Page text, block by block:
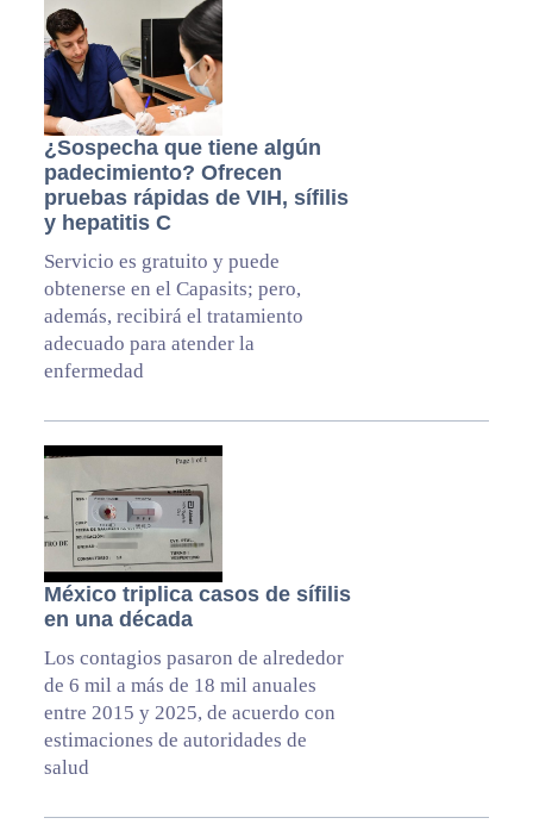
¿Sospecha que tiene algún
padecimiento? Ofrecen
pruebas rápidas de VIH, sífilis
y hepatitis C
Servicio es gratuito y puede
obtenerse en el Capasits; pero,
además, recibirá el tratamiento
adecuado para atender la
enfermedad
México triplica casos de sífilis
en una década
Los contagios pasaron de alrededor
de 6 mil a más de 18 mil anuales
entre 2015 y 2025, de acuerdo con
estimaciones de autoridades de
salud